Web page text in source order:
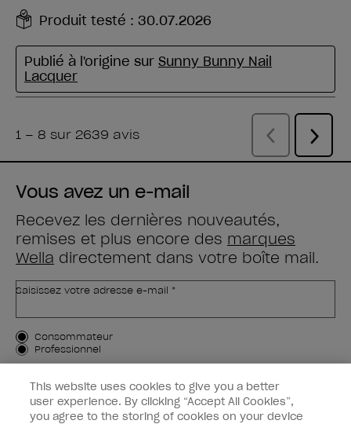
Vous avez un e-mail
Recevez les dernières nouveautés,
remises et plus encore des marques
Wella directement dans votre boîte mail.
Saisissez votre adresse e-mail *
Type de client
Consommateur
Professionnel
M'INSCRIRE
Informations clients
This website uses cookies to give you a better
user experience. By clicking “Accept All Cookies”,
you agree to the storing of cookies on your device